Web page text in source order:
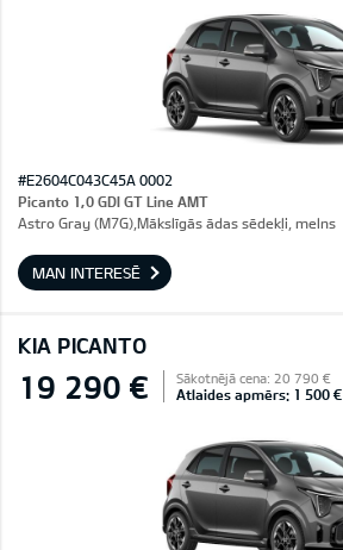
#E2604C043C45A 0002
Picanto 1,0 GDI GT Line AMT
Astro Gray (M7G),Mākslīgās ādas sēdekļi, melns
MAN INTERESĒ
KIA PICANTO
19 290 € Sākotnējā cena: 20 790 €
Atlaides apmērs: 1 500 €